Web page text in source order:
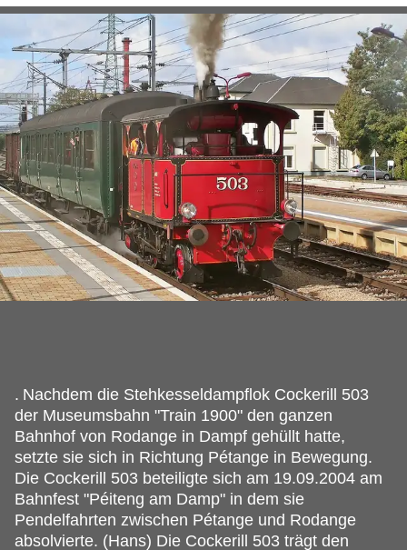
. Nachdem die Stehkesseldampflok Cockerill 503
der Museumsbahn "Train 1900" den ganzen
Bahnhof von Rodange in Dampf gehüllt hatte,
setzte sie sich in Richtung Pétange in Bewegung.
Die Cockerill 503 beteiligte sich am 19.09.2004 am
Bahnfest "Péiteng am Damp" in dem sie
Pendelfahrten zwischen Pétange und Rodange
absolvierte. (Hans) Die Cockerill 503 trägt den